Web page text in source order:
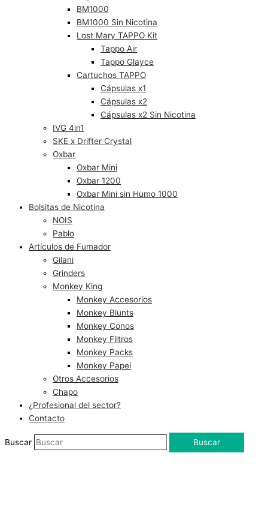
BM1000
BM1000 Sin Nicotina
Lost Mary TAPPO Kit
Tappo Air
Tappo Glayce
Cartuchos TAPPO
Cápsulas x1
Cápsulas x2
Cápsulas x2 Sin Nicotina
IVG 4in1
SKE x Drifter Crystal
Oxbar
Oxbar Mini
Oxbar 1200
Oxbar Mini sin Humo 1000
Bolsitas de Nicotina
NOIS
Pablo
Artículos de Fumador
Gilani
Grinders
Monkey King
Monkey Accesorios
Monkey Blunts
Monkey Conos
Monkey Filtros
Monkey Packs
Monkey Papel
Otros Accesorios
Chapo
¿Profesional del sector?
Contacto
Buscar Buscar